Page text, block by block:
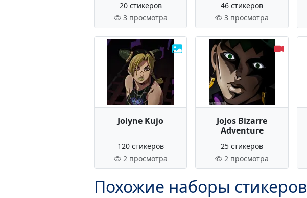
20 стикеров
3 просмотра
46 стикеров
3 просмотра
Jolyne Kujo
120 стикеров
2 просмотра
JoJos Bizarre
Adventure
25 стикеров
2 просмотра
Похожие наборы стикеров